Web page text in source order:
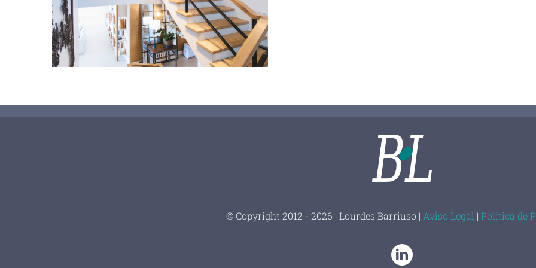
3 de febrero de 2023
© Copyright 2012 - 2026 | Lourdes Barriuso | Aviso Legal | Política de